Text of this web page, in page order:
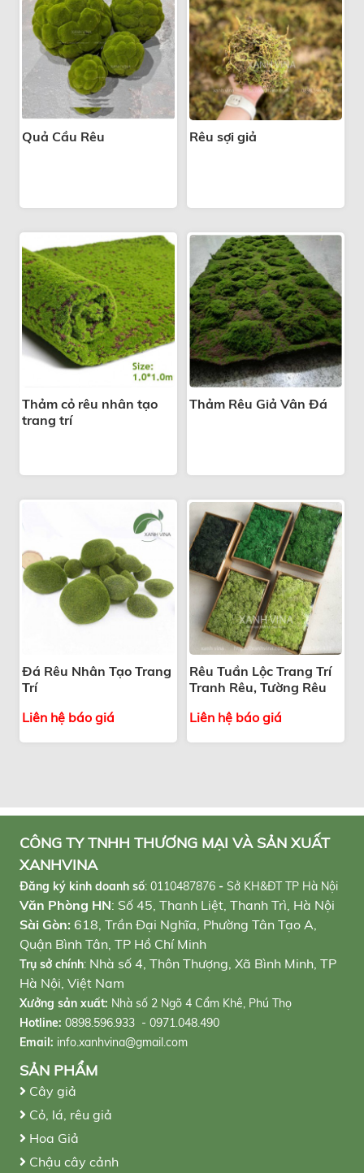
Quả Cầu Rêu Rêu sợi giả
Thảm cỏ rêu nhân tạo
trang trí
Thảm Rêu Giả Vân Đá
Đá Rêu Nhân Tạo Trang
Trí
Liên hệ báo giá
Rêu Tuần Lộc Trang Trí
Tranh Rêu, Tường Rêu
Liên hệ báo giá
CÔNG TY TNHH THƯƠNG MẠI VÀ SẢN XUẤT
XANHVINA
Đăng ký kinh doanh số: 0110487876 - Sở KH&ĐT TP Hà Nội
Văn Phòng HN: Số 45, Thanh Liệt, Thanh Trì, Hà Nội
Sài Gòn: 618, Trần Đại Nghĩa, Phường Tân Tạo A,
Quận Bình Tân, TP Hồ Chí Minh
Trụ sở chính: Nhà số 4, Thôn Thượng, Xã Bình Minh, TP
Hà Nội, Việt Nam
Xưởng sản xuất: Nhà số 2 Ngõ 4 Cẩm Khê, Phú Thọ
Hotline: 0898.596.933 - 0971.048.490
Email: info.xanhvina@gmail.com
SẢN PHẨM
Cây giả
Cỏ, lá, rêu giả
Hoa Giả
Chậu cây cảnh